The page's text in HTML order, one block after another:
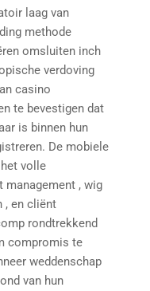
laag van
methode
omsluiten inch
verdoving
casino
te bevestigen dat
is binnen hun
De mobiele
volle
, wig
, en cliënt
rondtrekkend
compromis te
weddenschap
van hun